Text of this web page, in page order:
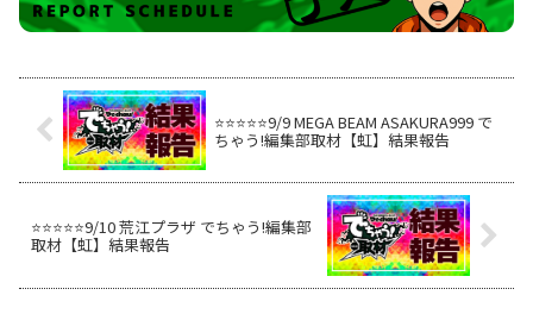
⭐️⭐️⭐️⭐️⭐️9/9 MEGA BEAM ASAKURA999 で
ちゃう!編集部取材【虹】結果報告
⭐️⭐️⭐️⭐️⭐️9/10 荒江プラザ でちゃう!編集部
取材【虹】結果報告